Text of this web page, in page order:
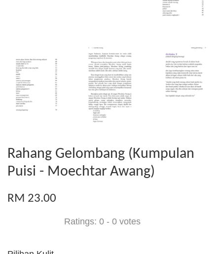
Rahang Gelombang (Kumpulan
Puisi - Moechtar Awang)
RM 23.00
Ratings: 0 - 0 votes